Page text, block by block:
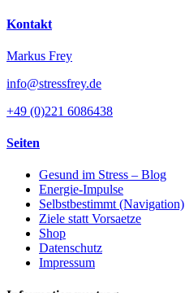
Kontakt
Markus Frey
info@stressfrey.de
+49 (0)221 6086438
Seiten
Gesund im Stress – Blog
Energie-Impulse
Selbstbestimmt (Navigation)
Ziele statt Vorsaetze
Shop
Datenschutz
Impressum